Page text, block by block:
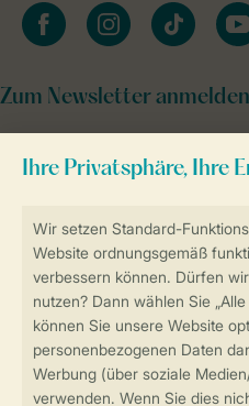
Sicher und schnell zur
Sichere Datenübertragung
Sicheres Bezahlen
facebookinstagramtiktok
Zum Newsletter anmelden